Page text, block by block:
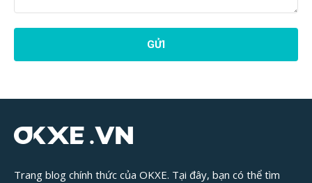
Viết:
Trang blog chính thức của OKXE. Tại đây, bạn có thể tìm